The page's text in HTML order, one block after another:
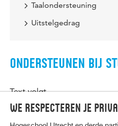
We respecteren je
Taalondersteuning
Uitstelgedrag
ONDERSTEUNEN BIJ
Text volgt